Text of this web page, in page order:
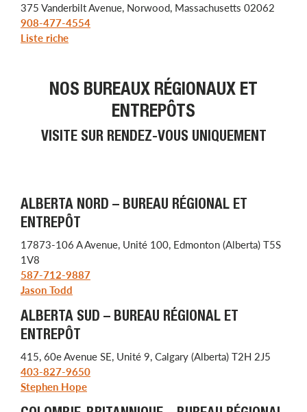
375 Vanderbilt Avenue, Norwood, Massachusetts 02062
908-477-4554
Liste riche
NOS BUREAUX RÉGIONAUX ET
ENTREPÔTS
VISITE SUR RENDEZ-VOUS UNIQUEMENT
ALBERTA NORD – BUREAU RÉGIONAL ET
ENTREPÔT
17873-106 A Avenue, Unité 100, Edmonton (Alberta) T5S
1V8
587-712-9887
Jason Todd
ALBERTA SUD – BUREAU RÉGIONAL ET
ENTREPÔT
415, 60e Avenue SE, Unité 9, Calgary (Alberta) T2H 2J5
403-827-9650
Stephen Hope